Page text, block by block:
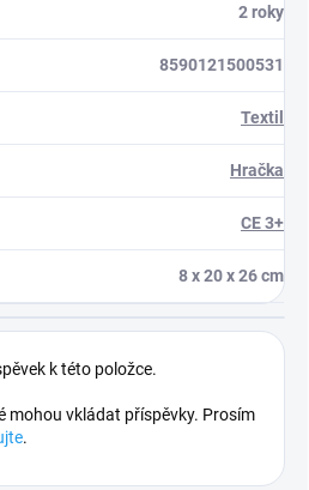
2 roky
8590121500531
Textil
Hračka
CE 3+
8 x 20 x 26 cm
k této položce.
mohou vkládat příspěvky. Prosím
.